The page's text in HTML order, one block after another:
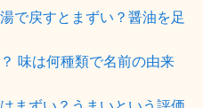
で戻すとまずい？醤油を足
味は何種類で名前の由来